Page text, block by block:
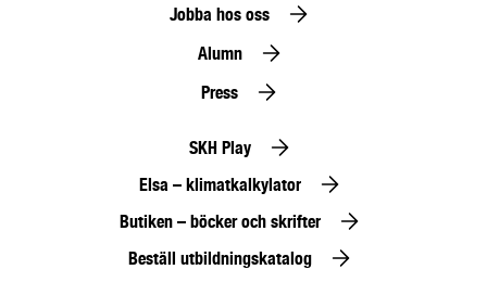
Jobba hos oss
Alumn
Press
SKH Play
Elsa – klimatkalkylator
Butiken – böcker och skrifter
Beställ utbildningskatalog